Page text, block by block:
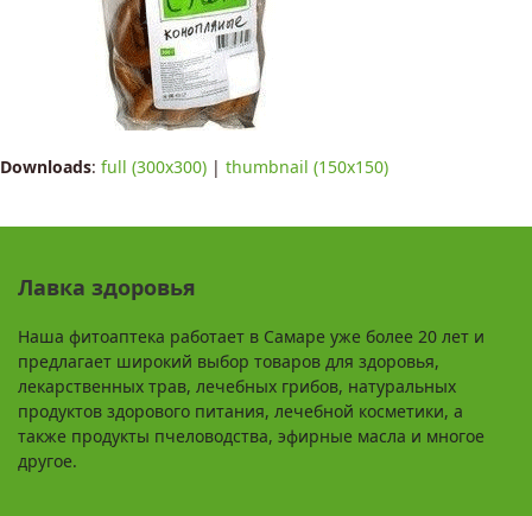
Downloads: full (300x300) | thumbnail (150x150)
Лавка здоровья
Наша фитоаптека работает в Самаре уже более 20 лет и
предлагает широкий выбор товаров для здоровья,
лекарственных трав, лечебных грибов, натуральных
продуктов здорового питания, лечебной косметики, а
также продукты пчеловодства, эфирные масла и многое
другое.